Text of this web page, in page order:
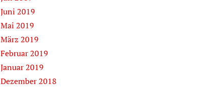
Juni 2019
Mai 2019
März 2019
Februar 2019
Januar 2019
Dezember 2018